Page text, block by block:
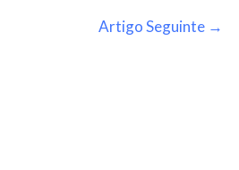
Artigo Seguinte →